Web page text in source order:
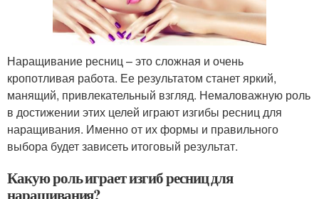
Наращивание ресниц – это сложная и очень
кропотливая работа. Ее результатом станет яркий,
манящий, привлекательный взгляд. Немаловажную роль
в достижении этих целей играют изгибы ресниц для
наращивания. Именно от их формы и правильного
выбора будет зависеть итоговый результат.
Какую роль играет изгиб ресниц для